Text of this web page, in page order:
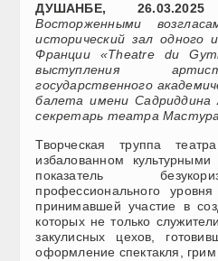
ДУШАНБЕ,
Восторженными
исторический зал
Франции «Thеаtre du
выступления
государственного
балета имени Садриддина
секретарь театра Мастура
Творческая труппа
избалованном
показатель
профессионального
принимавшей участие в
которых не только
закулисных цехов,
оформление спектакля,